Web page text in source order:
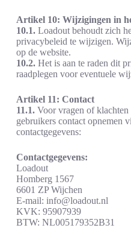
Artikel 10: Wijzigingen in
10.1.Loadout behoudt zich
privacybeleid te wijzigen.
op de website.
10.2.Het is aan te raden dit
raadplegen voor eventuele
Artikel 11: Contact
11.1.Voor vragen of
gebruikers contact opnemen
contactgegevens:
Contactgegevens:
Loadout
Homberg 1567
6601 ZP Wijchen
E-mail: info@loadout.nl
KVK: 95907939
BTW: NL005179352B31